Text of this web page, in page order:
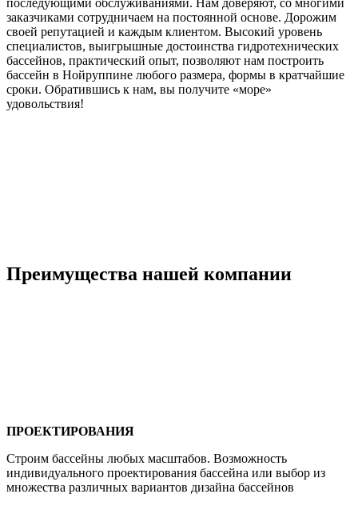
заказчиками сотрудничаем на постоянной основе. Дорожим
своей репутацией и каждым клиентом. Высокий уровень
специалистов, выигрышные достоинства гидротехнических
бассейнов, практический опыт, позволяют нам построить
бассейн в Нойруппине любого размера, формы в кратчайшие
сроки. Обратившись к нам, вы получите «море»
удовольствия!
Преимущества нашей компании
ПРОЕКТИРОВАНИЯ
Строим бассейны любых масштабов. Возможность
индивидуального проектирования бассейна или выбор из
множества различных вариантов дизайна бассейнов